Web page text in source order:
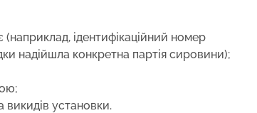
ідентифікаційний номер
надійшла конкретна партія сировини);
викидів установки.